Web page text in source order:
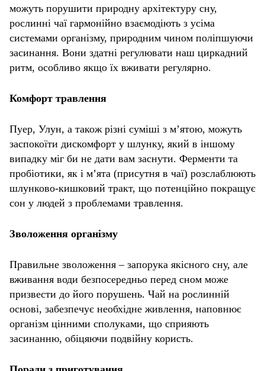
можуть порушити природну архітектуру сну,
рослинні чаї гармонійно взаємодіють з усіма
системами організму, природним чином поліпшуючи
засинання. Вони здатні регулювати наш циркадний
ритм, особливо якщо їх вживати регулярно.
Комфорт травлення
Пуер, Улун, а також різні суміші з м’ятою, можуть
заспокоїти дискомфорт у шлунку, який в іншому
випадку міг би не дати вам заснути. Ферменти та
пробіотики, як і м’ята (присутня в чаї) розслаблюють
шлунково-кишковий тракт, що потенційно покращує
сон у людей з проблемами травлення.
Зволоження організму
Правильне зволоження – запорука якісного сну, але
вживання води безпосередньо перед сном може
призвести до його порушень. Чай на рослинній
основі, забезпечує необхідне живлення, наповнює
організм цінними сполуками, що сприяють
засинанню, обіцяючи подвійну користь.